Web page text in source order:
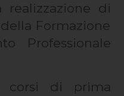
di
Formazione
Professionale
corsi di prima